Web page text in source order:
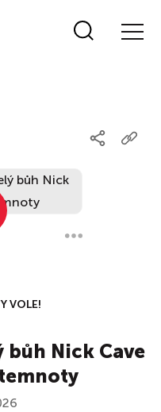
VOLE!
bůh Nick Cave